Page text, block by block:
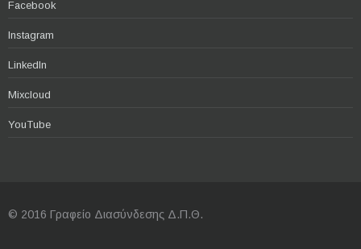
Facebook
Instagram
LinkedIn
Mixcloud
YouTube
© 2016 Γραφείο Διασύνδεσης Δ.Π.Θ.